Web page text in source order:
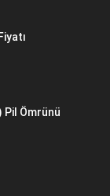
Pil Ömrünü